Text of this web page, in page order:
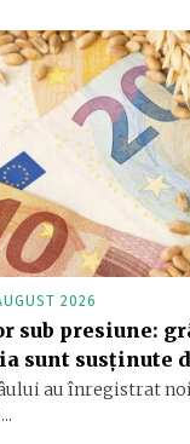
2026
sub presiune:
sunt susținute
au înregistrat noi